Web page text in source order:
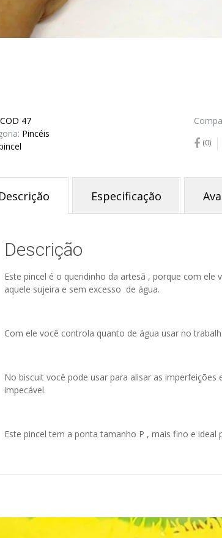
COD 47
Pincéis
(0)
Descrição Especificação
Descrição
Este pincel é o queridinho da artesã , porque com
aquele sujeira e sem excesso de água.
Com ele você controla quanto de água usar no
No biscuit você pode usar para alisar as
impecável.
Este pincel tem a ponta tamanho P , mais fino e ideal